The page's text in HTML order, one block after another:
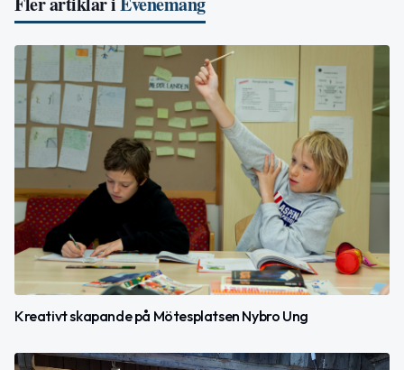
Kreativt skapande på Mötesplatsen Nybro Ung